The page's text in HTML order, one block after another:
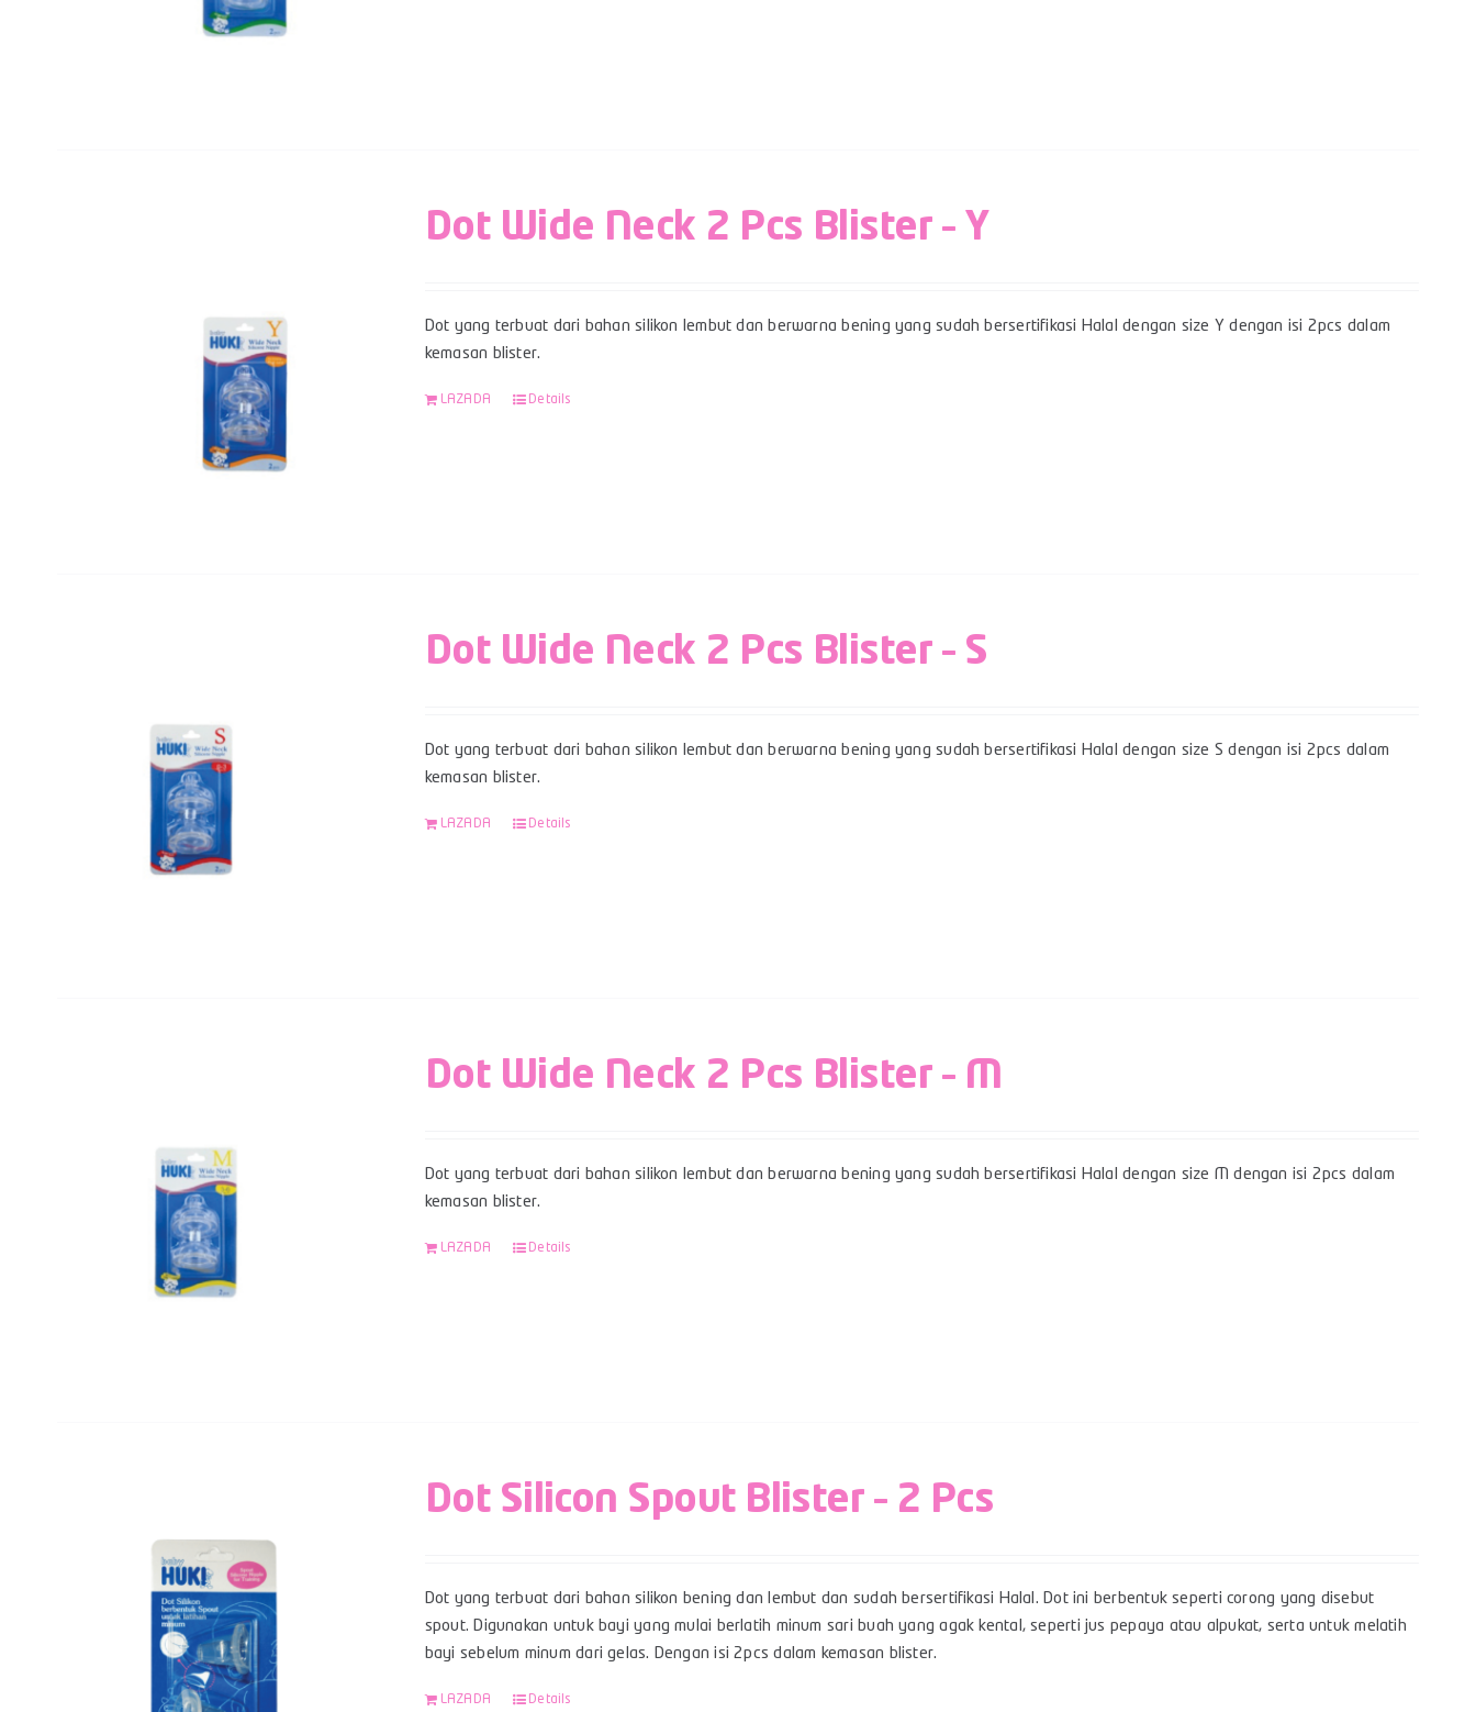
Dot Wide Neck 2 Pcs Blister – Y
Dot yang terbuat dari bahan silikon lembut dan berwarna bening yang sudah bersertifikasi Halal dengan size Y dengan isi 2pcs dalam
kemasan blister.
LAZADA Details
Dot Wide Neck 2 Pcs Blister – S
Dot yang terbuat dari bahan silikon lembut dan berwarna bening yang sudah bersertifikasi Halal dengan size S dengan isi 2pcs dalam
kemasan blister.
LAZADA Details
Dot Wide Neck 2 Pcs Blister – M
Dot yang terbuat dari bahan silikon lembut dan berwarna bening yang sudah bersertifikasi Halal dengan size M dengan isi 2pcs dalam
kemasan blister.
LAZADA Details
Dot Silicon Spout Blister – 2 Pcs
Dot yang terbuat dari bahan silikon bening dan lembut dan sudah bersertifikasi Halal. Dot ini berbentuk seperti corong yang disebut
spout. Digunakan untuk bayi yang mulai berlatih minum sari buah yang agak kental, seperti jus pepaya atau alpukat, serta untuk melatih
bayi sebelum minum dari gelas. Dengan isi 2pcs dalam kemasan blister.
LAZADA Details